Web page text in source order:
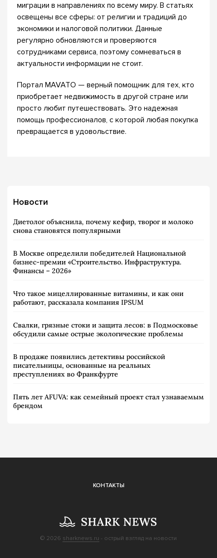
миграции в направлениях по всему миру. В статьях
освещены все сферы: от религии и традиций до
экономики и налоговой политики. Данные
регулярно обновляются и проверяются
сотрудниками сервиса, поэтому сомневаться в
актуальности информации не стоит.
Портал MAVATO — верный помощник для тех, кто
приобретает недвижимость в другой стране или
просто любит путешествовать. Это надежная
помощь профессионалов, с которой любая покупка
превращается в удовольствие.
Новости
Диетолог объяснила, почему кефир, творог и молоко
снова становятся популярными
В Москве определили победителей Национальной
бизнес-премии «Строительство. Инфраструктура.
Финансы – 2026»
Что такое мицеллированные витамины, и как они
работают, рассказала компания IPSUM
Свалки, грязные стоки и защита лесов: в Подмосковье
обсудили самые острые экологические проблемы
В продаже появились детективы российской
писательницы, основанные на реальных
преступлениях во Франкфурте
Пять лет AFUVA: как семейный проект стал узнаваемым
брендом
КОНТАКТЫ
© 2026 sharknews.ru - острый взгляд на новости